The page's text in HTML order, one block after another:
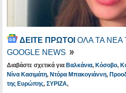
ΔΕΙΤΕ ΠΡΩΤΟΙ ΟΛΑ ΤΑ ΝΕΑ
GOOGLE NEWS
Διαβάστε σχετικά για Βαλκάνια, Κόσοβο,
Νίνα Κασιμάτη, Ντόρα Μπακογιάννη,
της Ευρώπης, ΣΥΡΙΖΑ,